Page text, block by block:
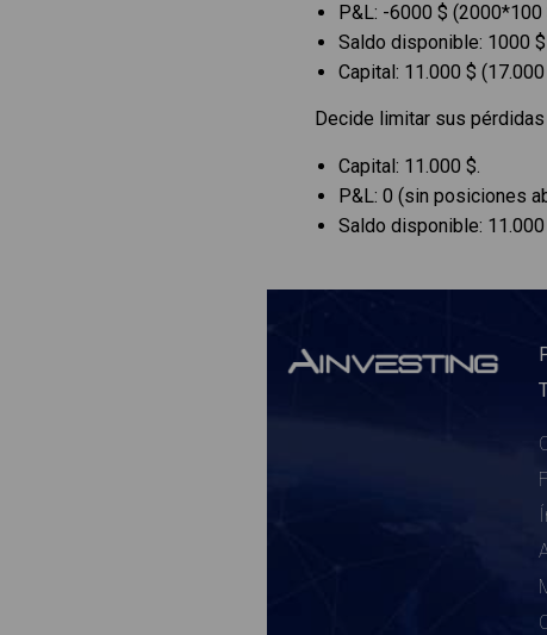
P&L: -6000 $ (2000*100
Saldo disponible: 1000
Capital: 11.000 $ (17.000
Decide limitar sus
Capital: 11.000 $.
P&L: 0 (sin posiciones
Saldo disponible: 11.000